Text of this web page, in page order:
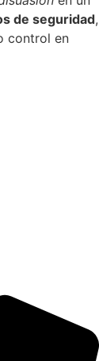
de seguridad,
control en